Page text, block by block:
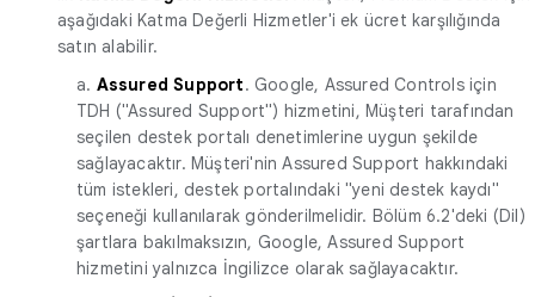
aşağıdaki Katma Değerli Hizmetler'i ek ücret karşılığında
satın alabilir.
a. Assured Support. Google, Assured Controls için
TDH ("Assured Support") hizmetini, Müşteri tarafından
seçilen destek portalı denetimlerine uygun şekilde
sağlayacaktır. Müşteri'nin Assured Support hakkındaki
tüm istekleri, destek portalındaki "yeni destek kaydı"
seçeneği kullanılarak gönderilmelidir. Bölüm 6.2'deki (Dil)
şartlara bakılmaksızın, Google, Assured Support
hizmetini yalnızca İngilizce olarak sağlayacaktır.